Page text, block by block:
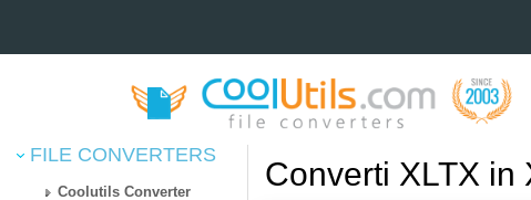
FILE CONVERTERS
Coolutils Converter
Converti XLTX in